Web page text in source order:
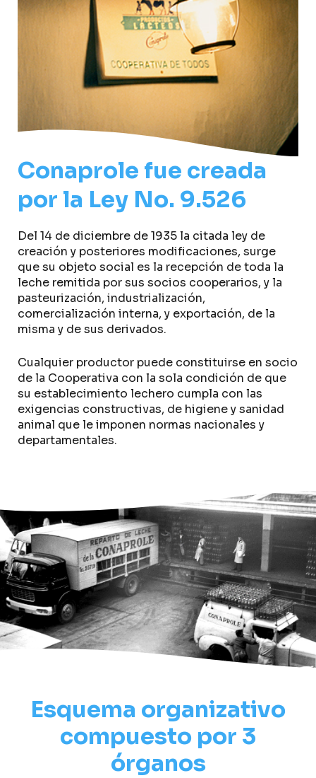
Conaprole fue creada
por la Ley No. 9.526
Del 14 de diciembre de 1935 la citada ley de
creación y posteriores modificaciones, surge
que su objeto social es la recepción de toda la
leche remitida por sus socios cooperarios, y la
pasteurización, industrialización,
comercialización interna, y exportación, de la
misma y de sus derivados.
Cualquier productor puede constituirse en socio
de la Cooperativa con la sola condición de que
su establecimiento lechero cumpla con las
exigencias constructivas, de higiene y sanidad
animal que le imponen normas nacionales y
departamentales.
Esquema organizativo
compuesto por 3
órganos